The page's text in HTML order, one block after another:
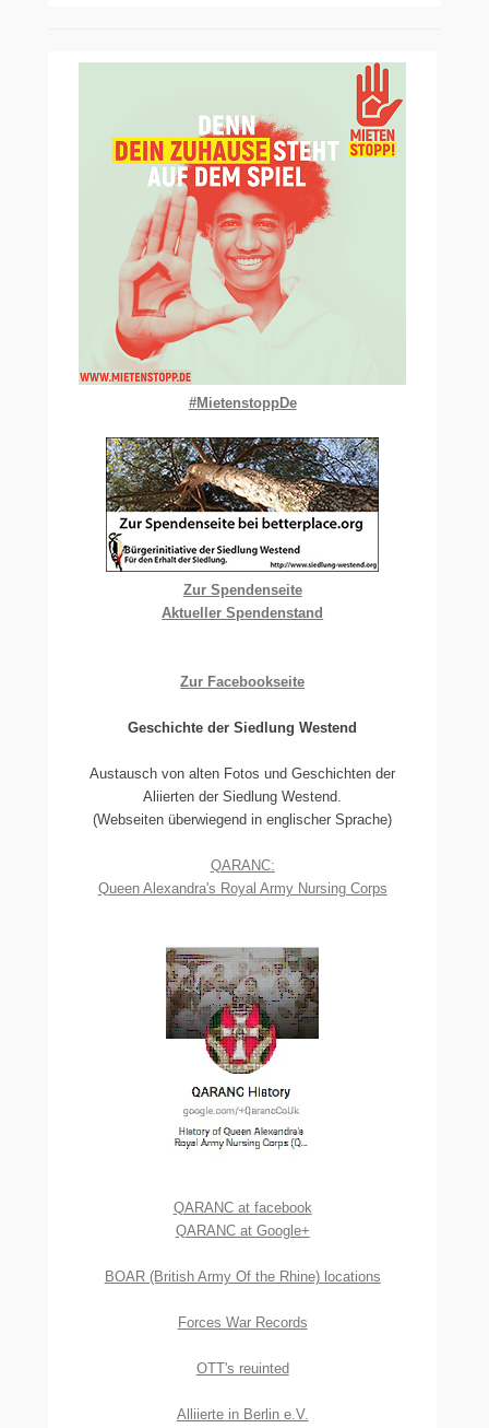
#MietenstoppDe
Zur Spendenseite
Aktueller Spendenstand
Zur Facebookseite
Geschichte der Siedlung Westend
Austausch von alten Fotos und Geschichten der
Aliierten der Siedlung Westend.
(Webseiten überwiegend in englischer Sprache)
QARANC:
Queen Alexandra's Royal Army Nursing Corps
QARANC at facebook
QARANC at Google+
BOAR (British Army Of the Rhine) locations
Forces War Records
OTT's reuinted
Alliierte in Berlin e.V.